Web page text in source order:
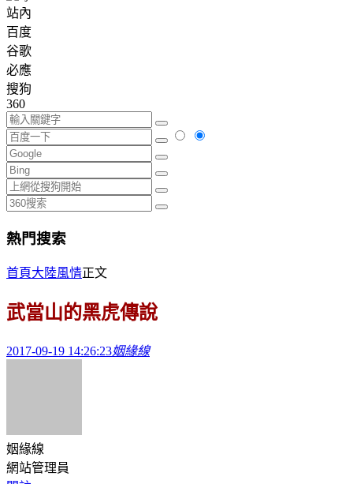
站內
百度
谷歌
必應
搜狗
360
熱門搜索
首頁大陸風情正文
武當山的黑虎傳說
2017-09-19 14:26:23姻緣線
姻緣線
網站管理員